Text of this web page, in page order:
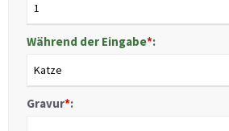
1
Während der Eingabe*:
Katze
Gravur*: